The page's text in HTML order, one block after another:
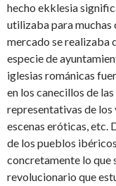
hecho ekklesia
utilizaba para muchas
mercado se realizaba
especie de
iglesias románicas
en los canecillos de
representativas de los
escenas eróticas, etc.
de los pueblos
concretamente lo que
revolucionario que